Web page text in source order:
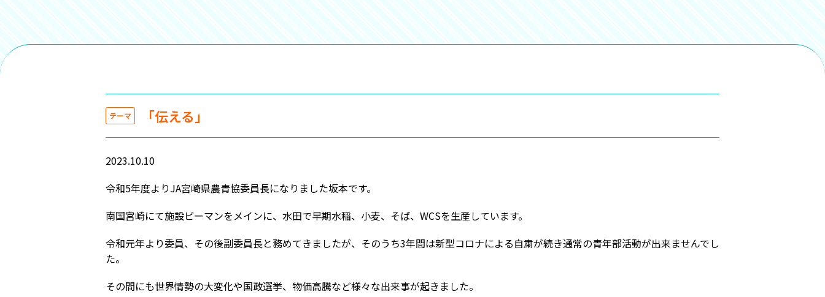
テーマ 「伝える」
2023.10.10
令和5年度よりJA宮崎県農青協委員長になりました坂本です。
南国宮崎にて施設ピーマンをメインに、水田で早期水稲、小麦、そば、WCSを生産しています。
令和元年より委員、その後副委員長と務めてきましたが、そのうち3年間は新型コロナによる自粛が続き通常の青年部活動が出来ませんでし
た。
その間にも世界情勢の大変化や国政選挙、物価高騰など様々な出来事が起きました。